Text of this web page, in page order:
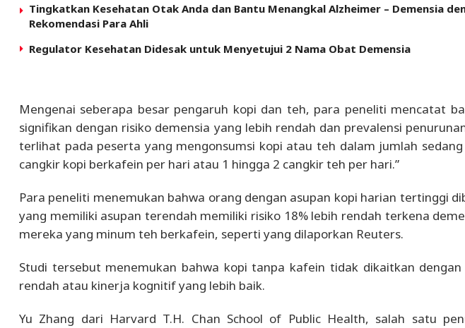
Tingkatkan Kesehatan Otak Anda dan Bantu Menangkal Alzheimer – Demensia
Rekomendasi Para Ahli
Regulator Kesehatan Didesak untuk Menyetujui 2 Nama Obat Demensia
Mengenai seberapa besar pengaruh kopi dan teh, para peneliti mencatat
signifikan dengan risiko demensia yang lebih rendah dan prevalensi
terlihat pada peserta yang mengonsumsi kopi atau teh dalam jumlah
cangkir kopi berkafein per hari atau 1 hingga 2 cangkir teh per hari.”
Para peneliti menemukan bahwa orang dengan asupan kopi harian tertinggi
yang memiliki asupan terendah memiliki risiko 18% lebih rendah terkena
mereka yang minum teh berkafein, seperti yang dilaporkan Reuters.
Studi tersebut menemukan bahwa kopi tanpa kafein tidak dikaitkan
rendah atau kinerja kognitif yang lebih baik.
Yu Zhang dari Harvard T.H. Chan School of Public Health, salah satu